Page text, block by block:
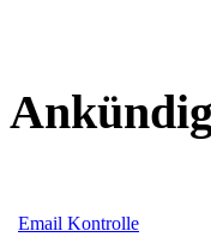
Email Kontrolle